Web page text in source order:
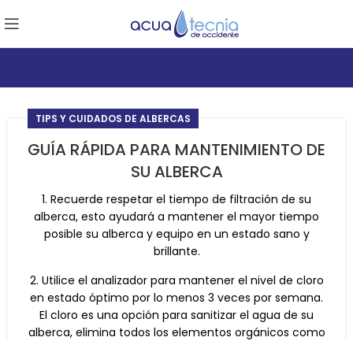
TIPS Y CUIDADOS DE ALBERCAS
GUÍA RÁPIDA PARA MANTENIMIENTO DE
SU ALBERCA
1. Recuerde respetar el tiempo de filtración de su
alberca, esto ayudará a mantener el mayor tiempo
posible su alberca y equipo en un estado sano y
brillante.
2. Utilice el analizador para mantener el nivel de cloro
en estado óptimo por lo menos 3 veces por semana.
El cloro es una opción para sanitizar el agua de su
alberca, elimina todos los elementos orgánicos como